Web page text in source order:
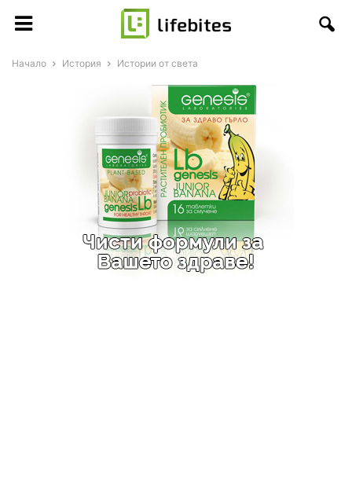
Начало История Истории от света